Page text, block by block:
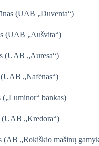
(UAB „Duventa“)
(UAB „Aušvita“)
(UAB „Auresa“)
(UAB „Nafėnas“)
bankas)
„Kredora“)
(AB „Rokiškio mašinų